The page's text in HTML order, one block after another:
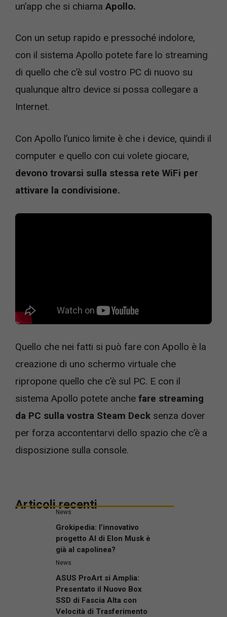
un’app che si chiama Apollo.
Con un setup rapido e pressoché indolore,
con il sistema Apollo potete fare lo streaming
di quello che c’è sul vostro PC di nuovo su
qualunque altro device si possa collegare a
Internet.
Con Apollo l’unico limite è che i device, quindi il
computer e quello con cui volete giocare,
devono trovarsi sulla stessa rete WiFi per
attivare la condivisione.
Quello che nei fatti si può fare con Apollo è la
creazione di uno schermo virtuale che
ripropone quello che c’è sul PC. E con il
sistema Apollo potete anche fare streaming
da PC sulla vostra Steam Deck senza dover
per forza accontentarvi dello spazio che c’è a
disposizione sulla console.
Articoli recenti
News
Grokipedia: l’innovativo
progetto AI di Elon Musk è
già al capolinea?
News
ASUS ProArt si Amplia:
Presentato il Nuovo Box
SSD di Fascia Alta con
Velocità di Trasferimento